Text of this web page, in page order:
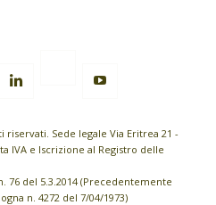
Sede legale Via Eritrea 21 -
IVA e Iscrizione al Registro delle
76 del 5.3.2014 (Precedentemente
n. 4272 del 7/04/1973)